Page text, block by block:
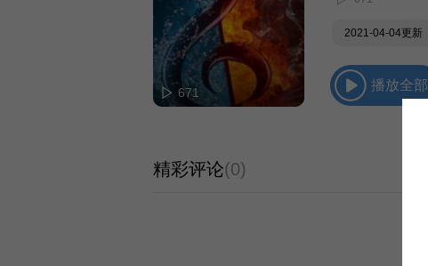
671
2021-04-04更新
播放全部
精彩评论(0)